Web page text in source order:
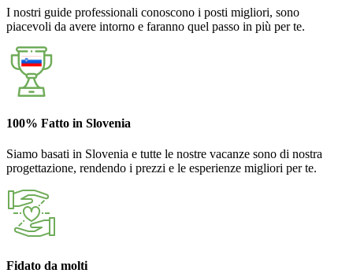
I nostri guide professionali conoscono i posti migliori, sono
piacevoli da avere intorno e faranno quel passo in più per te.
100% Fatto in Slovenia
Siamo basati in Slovenia e tutte le nostre vacanze sono di nostra
progettazione, rendendo i prezzi e le esperienze migliori per te.
Fidato da molti